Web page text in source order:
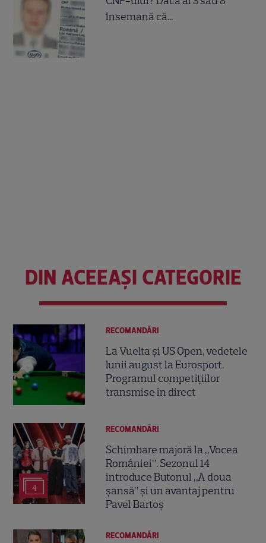
însemană că...
DIN ACEEAȘI CATEGORIE
RECOMANDĂRI
La Vuelta și US Open, vedetele
lunii august la Eurosport.
Programul competițiilor
transmise în direct
4
RECOMANDĂRI
Schimbare majoră la „Vocea
României”. Sezonul 14
introduce Butonul „A doua
șansă” și un avantaj pentru
Pavel Bartoș
RECOMANDĂRI